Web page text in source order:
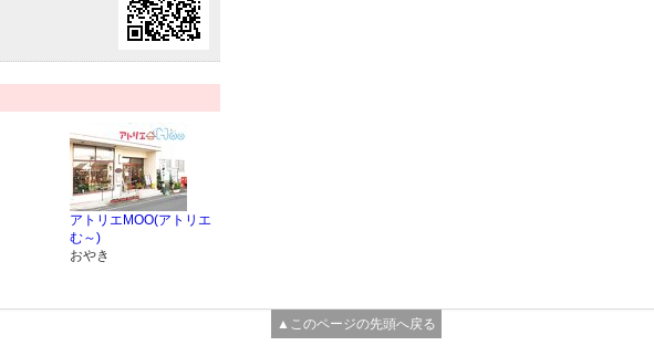
アトリエMOO(アトリエ
む～)
おやき
▲このページの先頭へ戻る